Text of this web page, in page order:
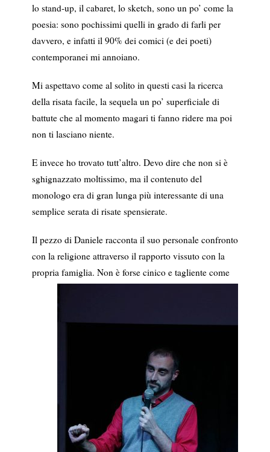
lo stand-up, il cabaret, lo sketch, sono un po’ come la
poesia: sono pochissimi quelli in grado di farli per
davvero, e infatti il 90% dei comici (e dei poeti)
contemporanei mi annoiano.
Mi aspettavo come al solito in questi casi la ricerca
della risata facile, la sequela un po’ superficiale di
battute che al momento magari ti fanno ridere ma poi
non ti lasciano niente.
E invece ho trovato tutt’altro. Devo dire che non si è
sghignazzato moltissimo, ma il contenuto del
monologo era di gran lunga più interessante di una
semplice serata di risate spensierate.
Il pezzo di Daniele racconta il suo personale confronto
con la religione attraverso il rapporto vissuto con la
propria famiglia. Non è forse cinico e tagliente come